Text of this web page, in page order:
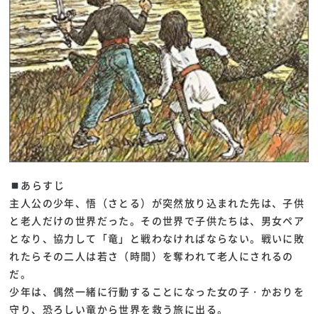
あらすじ
主人公の少年、悟（さとる）が突然放り込まれた先は、子供
と老人だけの世界だった。その世界で子供たちは、男女ペア
となり、協力して「竜」と戦わなければならない。戦いに敗
れたらその二人は若さ（時間）を奪われて老人にされるの
だ。
少年は、偶然一緒に行動することになった女の子・かおりを
守り、恐ろしい竜から世界を救う旅に出る。